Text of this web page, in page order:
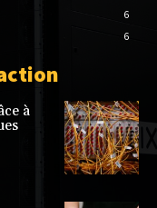
6
6
à